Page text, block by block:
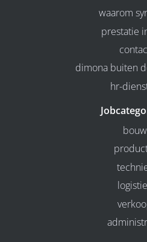
waarom
prestatie
dimona buiten
hr-
bouw